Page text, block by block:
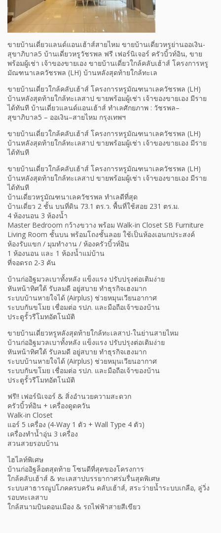
ขายบ้านเดี่ยวแลนด์แอนเฮ้าส์สายไหม ขายบ้านเดี่ยวหรูย่านออเงิน-
สุขาภิบาล5 บ้านเดี่ยวหรูวัชรพล ฟรี เฟอร์นิเจอร์ ครัวบิ้วท์อิน, ขาย
พร้อมผู้เช่า เจ้าของขายเอง ขายบ้านเดี่ยวใกล้คลับเฮ้าส์ โครงการหรู
มัณฑนาเลควัชรพล (LH) บ้านหลังสุดท้ายใกล้ทะเล
ขายบ้านเดี่ยวใกล้คลับเฮ้าส์ โครงการหรูมัณฑนาเลควัชรพล (LH)
บ้านหลังสุดท้ายใกล้ทะเลสาป ขายพร้อมผู้เช่า เจ้าของขายเอง มีราย
ได้ทันที บ้านเดี่ยวแลนด์แอนเฮ้าส์ ทำเลศักยภาพ : วัชรพล–
สุขาภิบาล5 – ออเงิน–สายไหม กรุงเทพฯ
ขายบ้านเดี่ยวใกล้คลับเฮ้าส์ โครงการหรูมัณฑนาเลควัชรพล (LH)
บ้านหลังสุดท้ายใกล้ทะเลสาป ขายพร้อมผู้เช่า เจ้าของขายเอง มีราย
ได้ทันที
ขายบ้านเดี่ยวใกล้คลับเฮ้าส์ โครงการหรูมัณฑนาเลควัชรพล (LH)
บ้านหลังสุดท้ายใกล้ทะเลสาป ขายพร้อมผู้เช่า เจ้าของขายเอง มีราย
ได้ทันที
บ้านเดี่ยวหรูมัณฑนาเลควัชรพล ทำเลดีที่สุด
บ้านเดี่ยว 2 ชั้น บนที่ดิน 73.1 ตร.ว. พื้นที่ใช้สอย 231 ตร.ม.
4 ห้องนอน 3 ห้องน้ำ
Master Bedroom กว้างขวาง พร้อม Walk-in Closet SB Furniture
Living Room ชั้นบน พร้อมโถงชั้นลอย ใช้เป็นห้องเอนกประสงค์
ห้องรับแขก / มุมทำงาน / ห้องครัวบิ้วท์อิน
1 ห้องนอน และ 1 ห้องน้ำแม่บ้าน
ที่จอดรถ 2-3 คัน
บ้านก่ออิฐมวลเบาทั้งหลัง แข็งแรง ปรับปรุงต่อเติมง่าย
หันหน้าทิศใต้ รับลมดี อยู่สบาย ทำธุรกิจเฮงมาก
ระบบบ้านหายใจได้ (Airplus) ช่วยหมุนเวียนอากาศ
ระบบกันขโมย เชื่อมต่อ รปภ. และมือถือเจ้าของบ้าน
ประตูรั้วรีโมทอัตโนมัติ
ขายบ้านเดี่ยวหรูหลังสุดท้ายใกล้ทะเลสาป-ในย่านสายไหม
บ้านก่ออิฐมวลเบาทั้งหลัง แข็งแรง ปรับปรุงต่อเติมง่าย
หันหน้าทิศใต้ รับลมดี อยู่สบาย ทำธุรกิจเฮงมาก
ระบบบ้านหายใจได้ (Airplus) ช่วยหมุนเวียนอากาศ
ระบบกันขโมย เชื่อมต่อ รปภ. และมือถือเจ้าของบ้าน
ประตูรั้วรีโมทอัตโนมัติ
ฟรี!! เฟอร์นิเจอร์ & สิ่งอำนวยความสะดวก
ครัวบิ้วท์อิน + เครื่องดูดควัน
Walk-in Closet
แอร์ 5 เครื่อง (4-Way 1 ตัว + Wall Type 4 ตัว)
เครื่องทำน้ำอุ่น 3 เครื่อง
สวนสวยรอบบ้าน
ไฮไลท์พิเศษ
บ้านก่ออิฐล็อตสุดท้าย โซนดีที่สุดของโครงการ
ใกล้คลับเฮ้าส์ & ทะเลสาปบรรยากาศร่มรื่นสุดพิเศษ
ระบบสาธารณูปโภคครบครัน คลับเฮ้าส์, สระว่ายน้ำระบบเกลือ, ลู่วิ่ง
รอบทะเลสาบ
ใกล้สนามบินดอนเมือง & รถไฟฟ้าสายสีเขียว